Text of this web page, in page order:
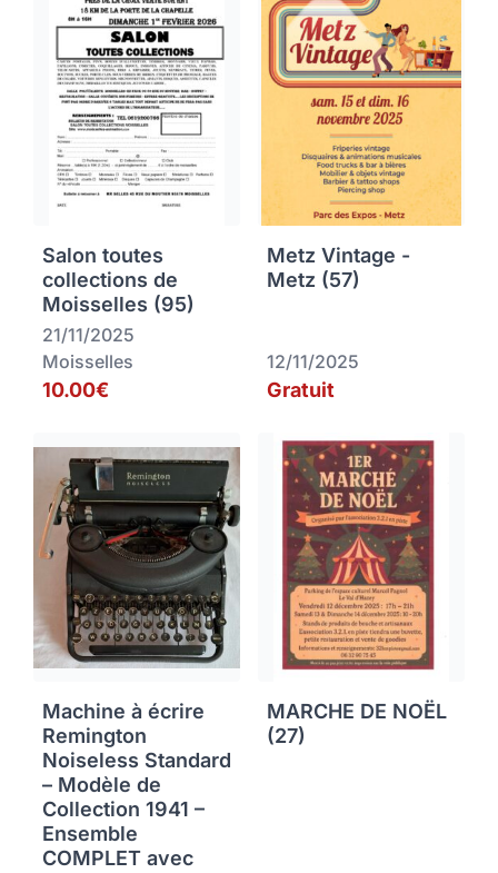
Salon toutes
collections de
Moisselles (95)
21/11/2025
Moisselles
10.00€
Metz Vintage -
Metz (57)
12/11/2025
Gratuit
Machine à écrire
Remington
Noiseless Standard
– Modèle de
Collection 1941 –
Ensemble
COMPLET avec
MARCHE DE NOËL
(27)